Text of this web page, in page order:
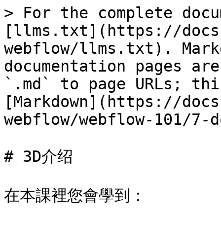
> For the complete
[llms.txt](https://
webflow/llms.txt).
documentation pages
`.md` to page URLs;
[Markdown](https://
webflow/webflow-101/
# 3D介绍
在本課裡您會學到：